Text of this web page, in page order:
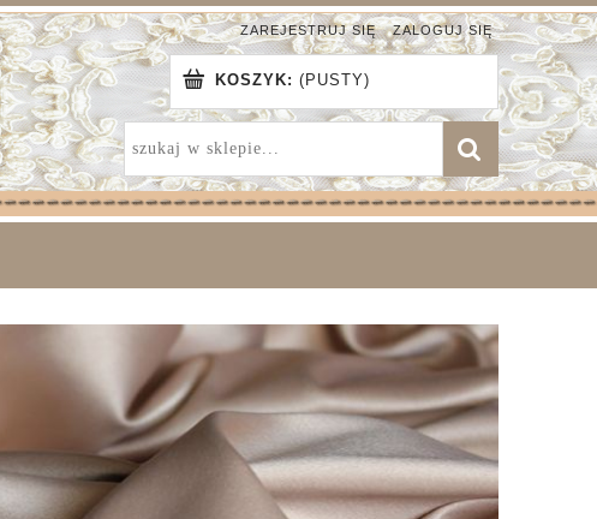
ZAREJESTRUJ SIĘ ZALOGUJ SIĘ
KOSZYK: (PUSTY)